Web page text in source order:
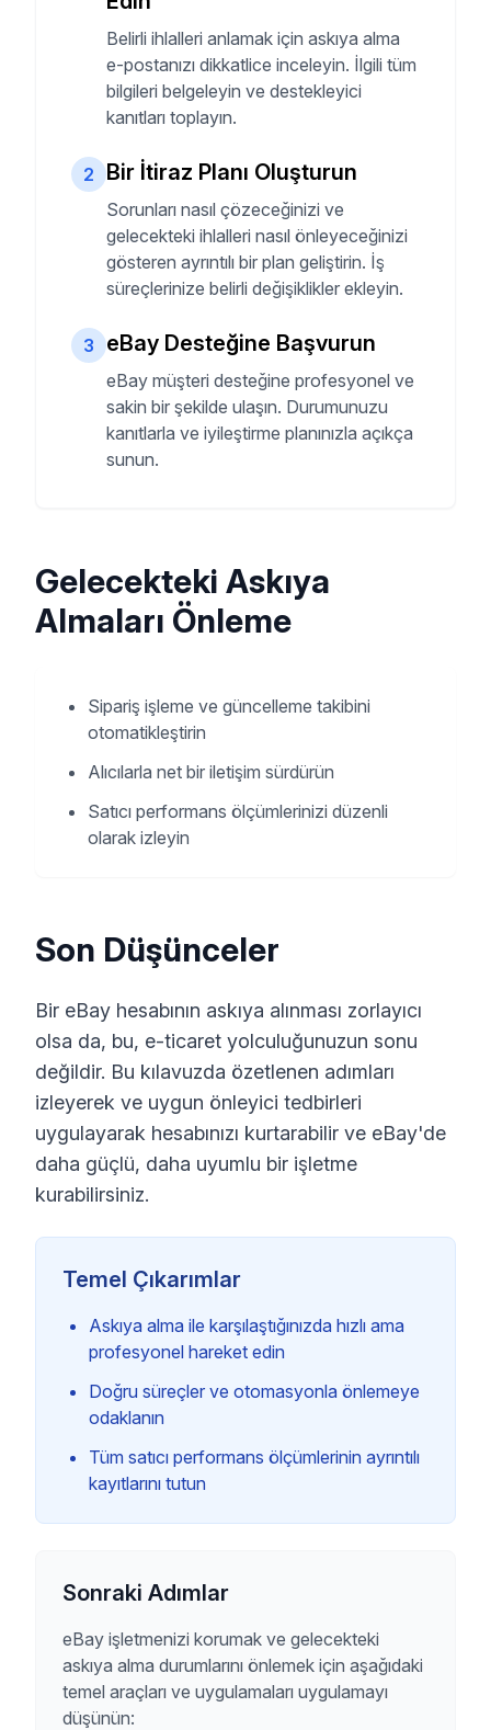
Belirli ihlalleri anlamak için askıya alma
e-postanızı dikkatlice inceleyin. İlgili tüm
bilgileri belgeleyin ve destekleyici
kanıtları toplayın.
2 Bir İtiraz Planı Oluşturun
Sorunları nasıl çözeceğinizi ve
gelecekteki ihlalleri nasıl önleyeceğinizi
gösteren ayrıntılı bir plan geliştirin. İş
süreçlerinize belirli değişiklikler ekleyin.
3 eBay Desteğine Başvurun
eBay müşteri desteğine profesyonel ve
sakin bir şekilde ulaşın. Durumunuzu
kanıtlarla ve iyileştirme planınızla açıkça
sunun.
Gelecekteki Askıya
Almaları Önleme
Sipariş işleme ve güncelleme takibini
otomatikleştirin
Alıcılarla net bir iletişim sürdürün
Satıcı performans ölçümlerinizi düzenli
olarak izleyin
Son Düşünceler
Bir eBay hesabının askıya alınması zorlayıcı
olsa da, bu, e-ticaret yolculuğunuzun sonu
değildir. Bu kılavuzda özetlenen adımları
izleyerek ve uygun önleyici tedbirleri
uygulayarak hesabınızı kurtarabilir ve eBay'de
daha güçlü, daha uyumlu bir işletme
kurabilirsiniz.
Temel Çıkarımlar
Askıya alma ile karşılaştığınızda hızlı ama
profesyonel hareket edin
Doğru süreçler ve otomasyonla önlemeye
odaklanın
Tüm satıcı performans ölçümlerinin ayrıntılı
kayıtlarını tutun
Sonraki Adımlar
eBay işletmenizi korumak ve gelecekteki
askıya alma durumlarını önlemek için aşağıdaki
temel araçları ve uygulamaları uygulamayı
düşünün: